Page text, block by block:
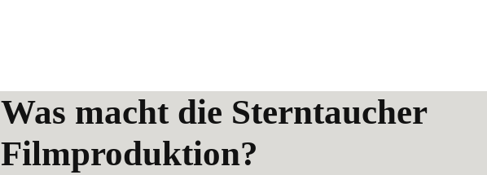
Was macht die Sterntaucher
Filmproduktion?